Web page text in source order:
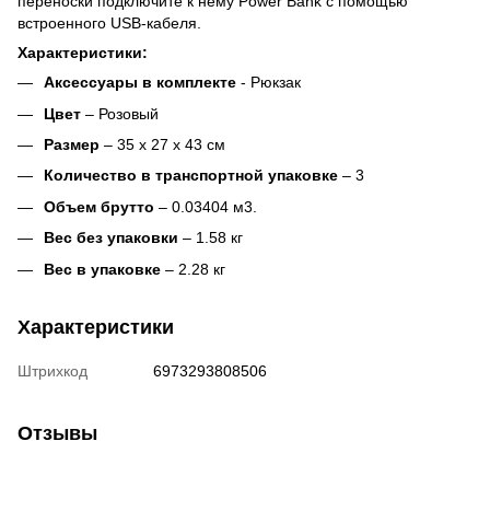
встроенного USB-кабеля.
Характеристики:
Аксессуары в комплекте - Рюкзак
Цвет – Розовый
Размер – 35 x 27 x 43 см
Количество в транспортной упаковке – 3
Объем брутто – 0.03404 м3.
Вес без упаковки – 1.58 кг
Вес в упаковке – 2.28 кг
Характеристики
Штрихкод 6973293808506
Отзывы